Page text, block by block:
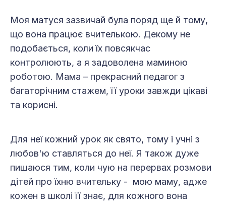
Моя матуся зазвичай була поряд ще й тому,
що вона працює вчителькою. Декому не
подобається, коли їх повсякчас
контролюють, а я задоволена маминою
роботою. Мама – прекрасний педагог з
багаторічним стажем, її уроки завжди цікаві
та корисні.
Для неї кожний урок як свято, тому і учні з
любов'ю ставляться до неї. Я також дуже
пишаюся тим, коли чую на перервах розмови
дітей про їхню вчительку - мою маму, адже
кожен в школі її знає, для кожного вона